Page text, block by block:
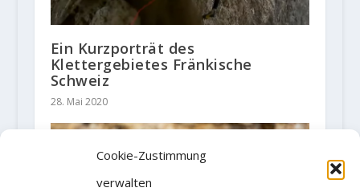
Cookie-Zustimmung
verwalten
Ein Kurzporträt des
Klettergebietes Fränkische
Schweiz
28. Mai 2020